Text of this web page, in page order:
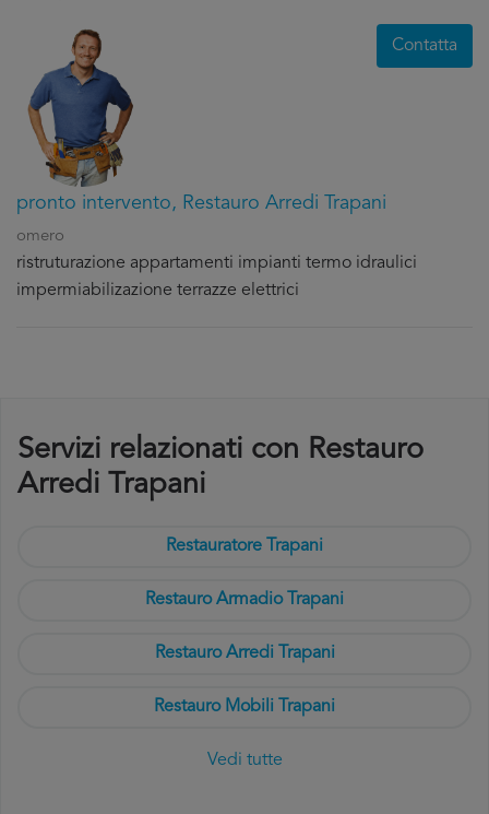
pronto intervento, Restauro Arredi Trapani
omero
ristruturazione appartamenti impianti termo idraulici
impermiabilizazione terrazze elettrici
Contatta
Servizi relazionati con Restauro
Arredi Trapani
Restauratore Trapani
Restauro Armadio Trapani
Restauro Arredi Trapani
Restauro Mobili Trapani
Vedi tutte